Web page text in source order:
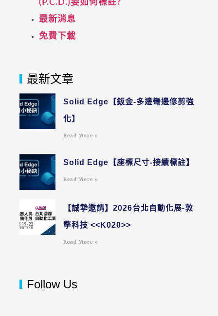
(P.C.D.)要如何標註?
最新消息
免費下載
最新文章
Solid Edge【鈑金-多邊彎邊修剪強
化】
Read More »
Solid Edge【座標尺寸-接續標註】
Read More »
【誠摯邀請】2026台北自動化展-敦
擎科技 <<K020>>
Read More »
Follow Us